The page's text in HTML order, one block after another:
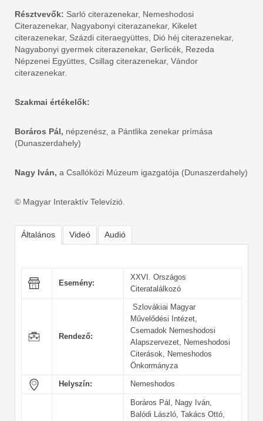
Résztvevők: Sarló citerazenekar, Nemeshodosi
Citerazenekar, Nagyabonyi citerazanekar, Kikelet
citerazenekar, Százdi citeraegyüttes, Dió héj citerazenekar,
Nagyabonyi gyermek citerazenekar, Gerlicék, Rezeda
Népzenei Együttes, Csillag citerazenekar, Vándor
citerazenekar.
Szakmai értékelők:
Boráros Pál, népzenész, a Pántlika zenekar prímása
(Dunaszerdahely)
Nagy Iván, a Csallóközi Múzeum igazgatója (Dunaszerdahely)
© Magyar Interaktív Televízió.
Általános Videó Audió
Esemény:
XXVI. Országos
Citeratalálkozó
Rendező:
Szlovákiai Magyar
Művelődési Intézet,
Csemadok Nemeshodosi
Alapszervezet, Nemeshodosi
Citerások, Nemeshodos
Önkormányza
Helyszín: Nemeshodos
Boráros Pál, Nagy Iván,
Balódi László, Takács Ottó,